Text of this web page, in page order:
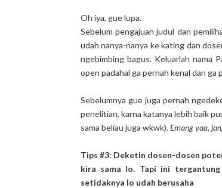
Oh iya, gue lupa.
Sebelum pengajuan judul dan
udah nanya-nanya ke kating dan
ngebimbing bagus. Keluarlah nama
open padahal ga pernah kenal dan ga
Sebelumnya gue juga pernah
penelitian, karna katanya lebih baik
sama beliau juga wkwk).Emang yaa,
Tips #3: Deketin dosen-dosen
kira sama lo. Tapi ini
setidaknya lo udah berusaha